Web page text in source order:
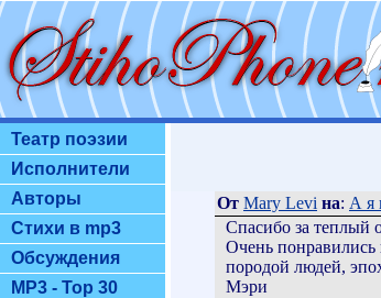
Театр поэзии
Исполнители
Авторы
Стихи в mp3
Обсуждения
MP3 - Top 30
От Mary Levi на: А я
Спасибо за теплый
Очень
породой людей,
Мэри